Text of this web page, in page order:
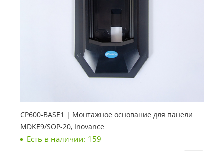
CP600-BASE1 | Монтажное основание для панели
MDKE9/SOP-20, Inovance
Есть в наличии: 159